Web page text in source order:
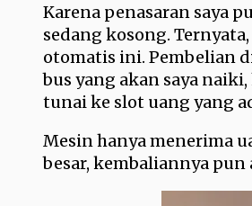
Karena penasaran saya
sedang kosong.
otomatis ini. Pembelian
bus yang akan saya
tunai ke slot uang yang
Mesin hanya menerima
besar, kembaliannya